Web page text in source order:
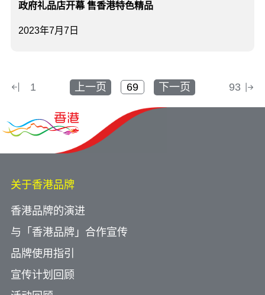
2023年7月7日
政府礼品店开幕 售香港特色精品
1 上一页 下一页 93
关于香港品牌
香港品牌的演进
与「香港品牌」合作宣传
品牌使用指引
宣传计划回顾